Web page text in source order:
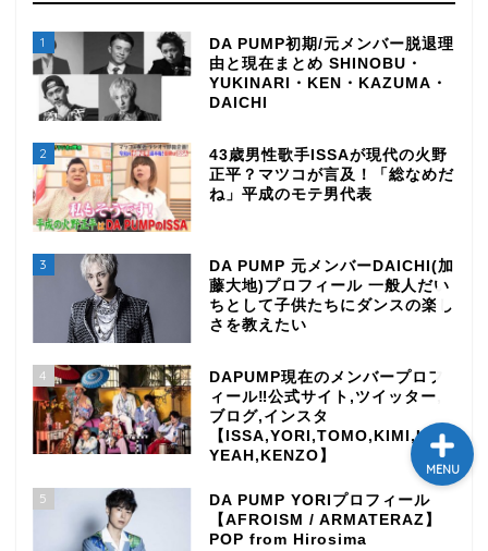
1
DA PUMP初期/元メンバー脱退理
由と現在まとめ SHINOBU・
YUKINARI・KEN・KAZUMA・
DAICHI
2
43歳男性歌手ISSAが現代の火野
正平？マツコが言及！「総なめだ
ね」平成のモテ男代表
3
DA PUMP 元メンバーDAICHI(加
藤大地)プロフィール 一般人だい
ちとして子供たちにダンスの楽し
さを教えたい
4
DAPUMP現在のメンバープロフ
ィール‼公式サイト,ツイッター,
ブログ,インスタ
【ISSA,YORI,TOMO,KIMI,U-
YEAH,KENZO】
5
DA PUMP YORIプロフィール
【AFROISM / ARMATERAZ】
POP from Hirosima
MENU
TOP
ラジオ
メゾン・ド・ミュージック
ばれラジオ～
ライブ・イベント